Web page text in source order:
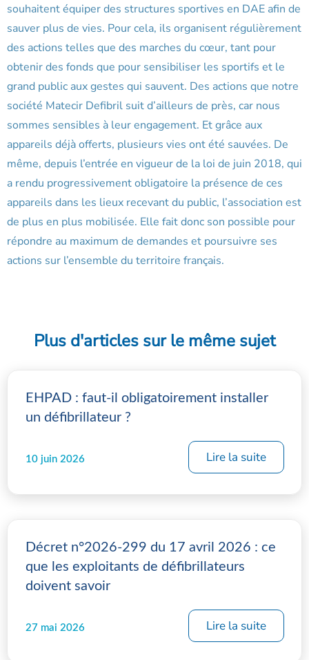
souhaitent équiper des structures sportives en DAE afin de
sauver plus de vies. Pour cela, ils organisent régulièrement
des actions telles que des marches du cœur, tant pour
obtenir des fonds que pour sensibiliser les sportifs et le
grand public aux gestes qui sauvent. Des actions que notre
société Matecir Defibril suit d’ailleurs de près, car nous
sommes sensibles à leur engagement. Et grâce aux
appareils déjà offerts, plusieurs vies ont été sauvées. De
même, depuis l’entrée en vigueur de la loi de juin 2018, qui
a rendu progressivement obligatoire la présence de ces
appareils dans les lieux recevant du public, l’association est
de plus en plus mobilisée. Elle fait donc son possible pour
répondre au maximum de demandes et poursuivre ses
actions sur l’ensemble du territoire français.
Plus d'articles sur le même sujet
EHPAD : faut-il obligatoirement installer
un défibrillateur ?
10 juin 2026 Lire la suite
Décret n°2026-299 du 17 avril 2026 : ce
que les exploitants de défibrillateurs
doivent savoir
27 mai 2026 Lire la suite